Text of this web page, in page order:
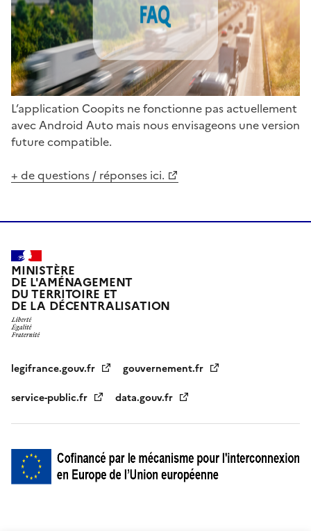
L’application Coopits ne fonctionne pas actuellement
avec Android Auto mais nous envisageons une version
future compatible.
+ de questions / réponses ici.
MINISTÈRE
DE L'AMÉNAGEMENT
DU TERRITOIRE ET
DE LA DÉCENTRALISATION
legifrance.gouv.fr
gouvernement.fr
service-public.fr
data.gouv.fr